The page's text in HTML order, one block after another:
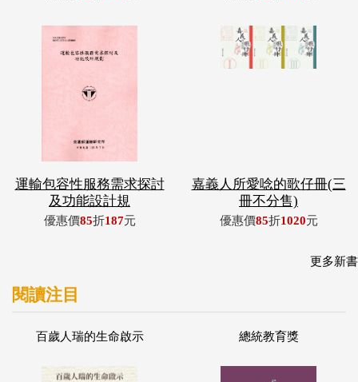
運輸包容性服務需求探討
及功能設計規
優惠價85折187元
嘉義人所愛唸的歌仔冊(三
冊不分售)
優惠價85折1020元
更多新書
閱讀注目
百歲人瑞的生命啟示 總統教育獎